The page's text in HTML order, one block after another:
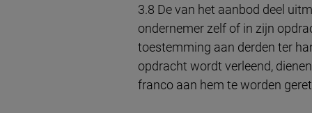
3.8 De van het aanbod deel
ondernemer zelf of in zijn
toestemming aan derden ter
opdracht wordt verleend,
franco aan hem te worden